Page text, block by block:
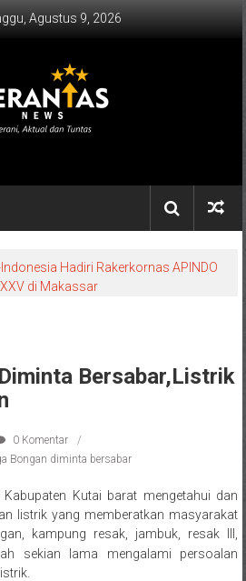
Agustus 9, 2026
Indonesia Hadiri Rakerkornas APINDO
di Makassar
Bersabar,Listrik
0 Komentar
Bongan diminta bersabar
Kutai barat mengetahui dan
listrik yang memberatkan masyarakat
kampung resak, jambuk, resak III,
sekian lama mengalami persoalan